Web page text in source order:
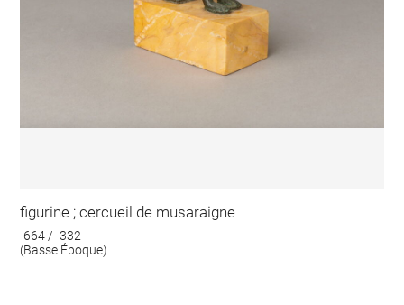
figurine ; cercueil de musaraigne
-664 / -332
(Basse Époque)